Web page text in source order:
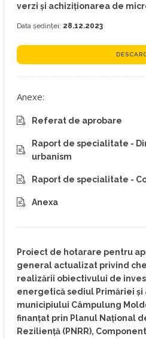
verzi și achiziționarea de
Data ședinței: 28.12.2023
Anexe:
Referat de aprobare
Raport de specialitate -
urbanism
Raport de specialitate -
Anexa
Proiect de hotarare pentru
general actualizat privind
realizării obiectivului de
energetică sediul Primăriei
municipiului Câmpulung
finanțat prin Planul Național
Reziliență (PNRR),